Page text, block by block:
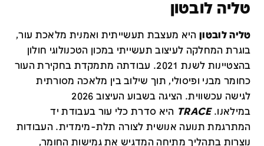
טליה לובטון
טליה לובטון היא מעצבת תעשייתית ואמנית מלאכת עור,
בוגרת המחלקה לעיצוב תעשייתי במכון הטכנולוגי חולון
בהצטיינות לשנת 2021. עבודתה מתמקדת בחקירת העור
כחומר מבני ופיסולי, תוך שילוב בין מלאכה מסורתית
לגישה עכשווית. הציגה בשבוע העיצוב 2026
במילאנו.TRACE היא סדרת כלי עור בעבודת יד
המתרגמת תנועה אנושית לצורה תלת-מימדית. העבודות
נוצרות בתהליך מתיחה המדגיש את גמישות החומר,